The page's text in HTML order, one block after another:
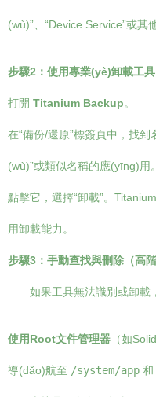
(wù)”、“Device Service”或其
步驟2：使用專業(yè)卸載工
打開 Titanium Backup。
在“備份/還原”標簽頁中，找
(wù)”或類似名稱的應(yīng)用。
點擊它，選擇“卸載”。
用卸載能力。
步驟3：手動查找與刪除（高
如果工具無法識別或卸載
使用Root文件管理器 （如
導(dǎo)航至 /system/app 和